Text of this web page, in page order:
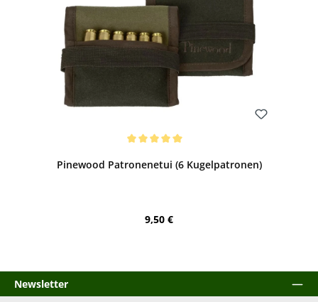
Pinewood Patronenetui (6 Kugelpatronen)
Regulärer Preis:
9,50 €
Newsletter